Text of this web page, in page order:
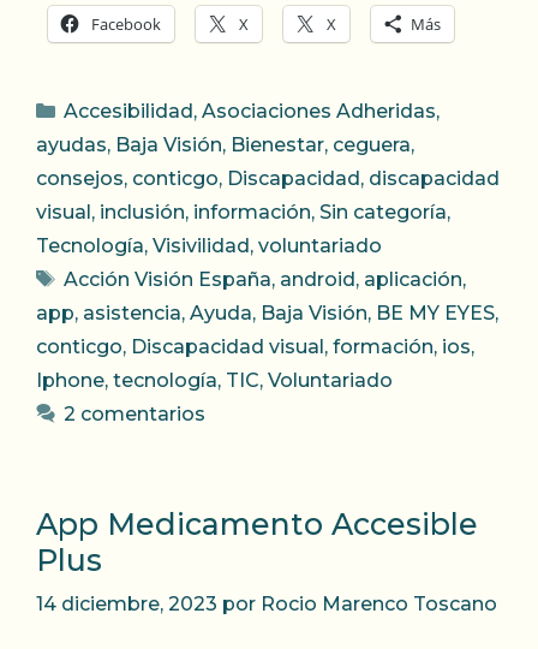
Facebook X X Más
Categorías
Accesibilidad , Asociaciones Adheridas,
ayudas, Baja Visión, Bienestar, ceguera,
consejos, conticgo, Discapacidad , discapacidad
visual , inclusión, información, Sin categoría,
Tecnología, Visivilidad , voluntariado
Etiquetas
Acción Visión España, android , aplicación,
app, asistencia, Ayuda, Baja Visión, BE MY EYES,
conticgo, Discapacidad visual , formación, ios,
Iphone, tecnología, TIC, Voluntariado
2 comentarios
App Medicamento Accesible
Plus
14 diciembre, 2023 por Rocio Marenco Toscano